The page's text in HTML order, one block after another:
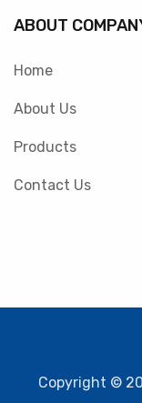
ABOUT
Home
About Us
Products
Contact Us
Copyright ©